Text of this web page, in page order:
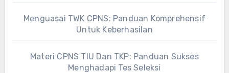
Menguasai TWK CPNS: Panduan Komprehensif
Untuk Keberhasilan
Materi CPNS TIU Dan TKP: Panduan Sukses
Menghadapi Tes Seleksi